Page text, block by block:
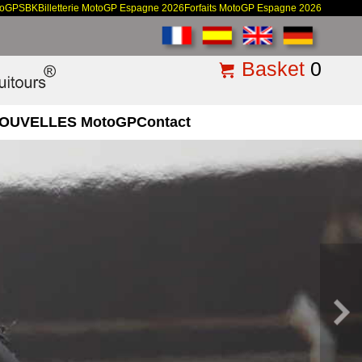
SBKBilletterie MotoGP Espagne 2026 Forfaits MotoGP Espagne 2026
Basket 0
MotoGPContact